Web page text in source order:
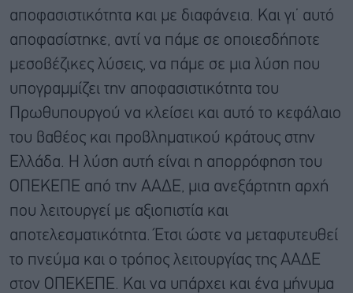
αποφασιστικότητα και με διαφάνεια. Και γι’ αυτό
αποφασίστηκε, αντί να πάμε σε οποιεσδήποτε
μεσοβέζικες λύσεις, να πάμε σε μια λύση που
υπογραμμίζει την αποφασιστικότητα του
Πρωθυπουργού να κλείσει και αυτό το κεφάλαιο
του βαθέος και προβληματικού κράτους στην
Ελλάδα. Η λύση αυτή είναι η απορρόφηση του
ΟΠΕΚΕΠΕ από την ΑΑΔΕ, μια ανεξάρτητη αρχή
που λειτουργεί με αξιοπιστία και
αποτελεσματικότητα. Έτσι ώστε να μεταφυτευθεί
το πνεύμα και ο τρόπος λειτουργίας της ΑΑΔΕ
στον ΟΠΕΚΕΠΕ. Και να υπάρχει και ένα μήνυμα